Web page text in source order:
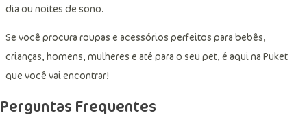
dia ou noites de sono.
Se você procura roupas e acessórios perfeitos para bebês,
crianças, homens, mulheres e até para o seu pet, é aqui na Puket
que você vai encontrar!
Perguntas Frequentes